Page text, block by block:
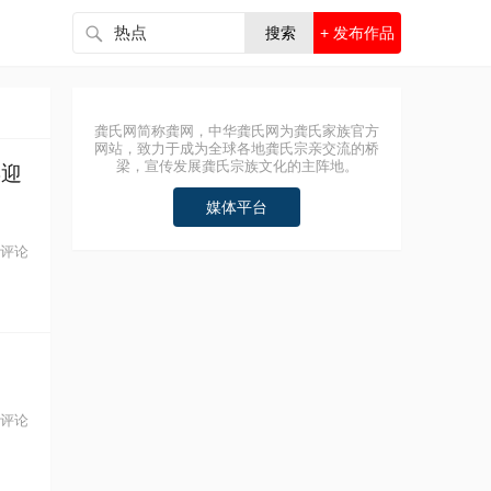
搜索 + 发布作品
论
论
龚氏网简称龚网，中华龚氏网为龚氏家族官方
网站，致力于成为全球各地龚氏宗亲交流的桥
梁，宣传发展龚氏宗族文化的主阵地。
媒体平台